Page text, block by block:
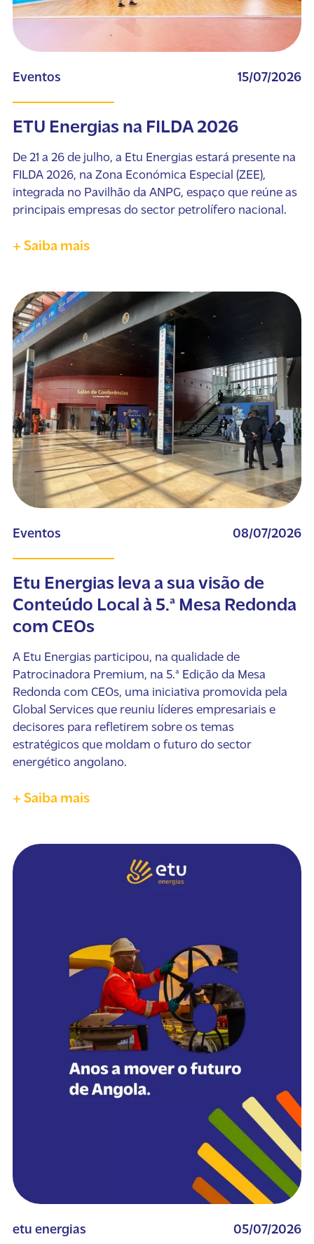
Eventos 15/07/2026
ETU Energias na FILDA 2026
De 21 a 26 de julho, a Etu Energias estará presente na
FILDA 2026, na Zona Económica Especial (ZEE),
integrada no Pavilhão da ANPG, espaço que reúne as
principais empresas do sector petrolífero nacional.
+ Saiba mais
Eventos 08/07/2026
Etu Energias leva a sua visão de
Conteúdo Local à 5.ª Mesa Redonda
com CEOs
A Etu Energias participou, na qualidade de
Patrocinadora Premium, na 5.ª Edição da Mesa
Redonda com CEOs, uma iniciativa promovida pela
Global Services que reuniu líderes empresariais e
decisores para refletirem sobre os temas
estratégicos que moldam o futuro do sector
energético angolano.
+ Saiba mais
etu energias 05/07/2026